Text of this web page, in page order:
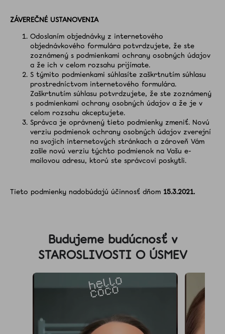
ZÁVEREČNÉ USTANOVENIA
Odoslaním objednávky z internetového
objednávkového formulára potvrdzujete, že ste
zoznámený s podmienkami ochrany osobných údajov
a že ich v celom rozsahu prijímate.
S týmito podmienkami súhlasíte zaškrtnutím súhlasu
prostredníctvom internetového formulára.
Zaškrtnutím súhlasu potvrdzujete, že ste zoznámený
s podmienkami ochrany osobných údajov a že je v
celom rozsahu akceptujete.
Správca je oprávnený tieto podmienky zmeniť. Novú
verziu podmienok ochrany osobných údajov zverejní
na svojich internetových stránkach a zároveň Vám
zašle novú verziu týchto podmienok na Vašu e-
mailovou adresu, ktorú ste správcovi poskytli.
Tieto podmienky nadobúdajú účinnosť dňom 15.3.2021.
Budujeme budúcnosť v
STAROSLIVOSTI O ÚSMEV